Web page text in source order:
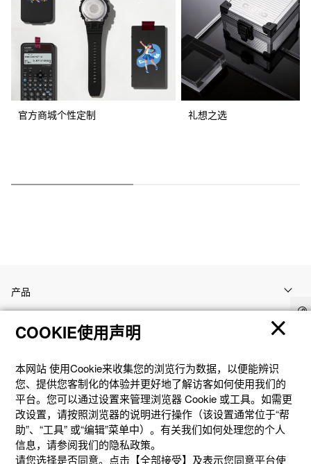
官方商城个性定制 礼想之选
产品
客户支持
资讯
社交媒体
COOKIE使用声明
本网站 使⽤Cookie来收集您的浏览⾏为数据，以便能辨识
您、提供您客制化的体验并更好地了解访客如何使⽤我们的
平台。您可以通过设置来管理浏览器 Cookie 或⼯具。如需更
改设置，请按照浏览器的说明进⾏操作（该设置通常位于“帮
助”、“⼯具” 或“编辑”菜单中）。有关我们如何处理您的个⼈
信息，请参阅我们的隐私政策。
请您选择是否同意。点击【全部接受】及表示您同意平台使